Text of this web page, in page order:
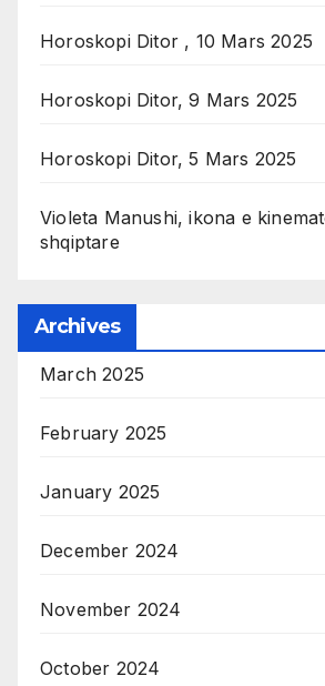
Horoskopi Ditor , 10 Mars 2025
Horoskopi Ditor, 9 Mars 2025
Horoskopi Ditor, 5 Mars 2025
Violeta Manushi, ikona e
shqiptare
Archives
March 2025
February 2025
January 2025
December 2024
November 2024
October 2024